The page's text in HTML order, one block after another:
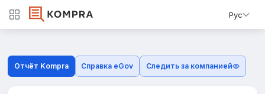
Рус
Отчёт Kompra Справка eGov Следить за компанией